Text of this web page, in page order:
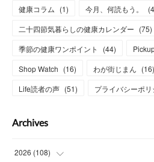
健康コラム (1) 今月、何読もう。 (
二十四節気暮らしの健康カレンダー (75)
季節の健康ワンポイント
(44)
Shop Watch (16) わが街じまん (16)
Life読者の声 (51) プライバシーポリ
Archives
2026 (108)